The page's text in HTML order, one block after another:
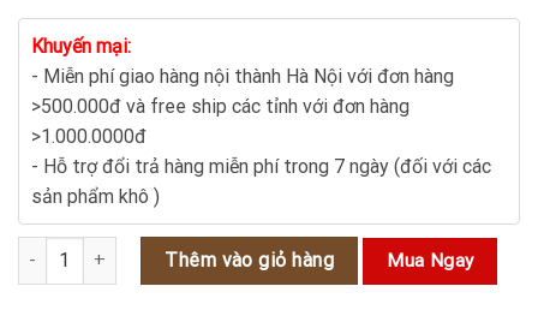
Khuyến mại:
- Miễn phí giao hàng nội thành Hà Nội với đơn hàng
>500.000đ và free ship các tỉnh với đơn hàng
>1.000.0000đ
- Hỗ trợ đổi trả hàng miễn phí trong 7 ngày (đối với các
sản phẩm khô )
Bình bát (lá nhà )- Cây thuốc quý chữa bệnh lao phổi số lượng
Thêm vào giỏ hàng Mua Ngay